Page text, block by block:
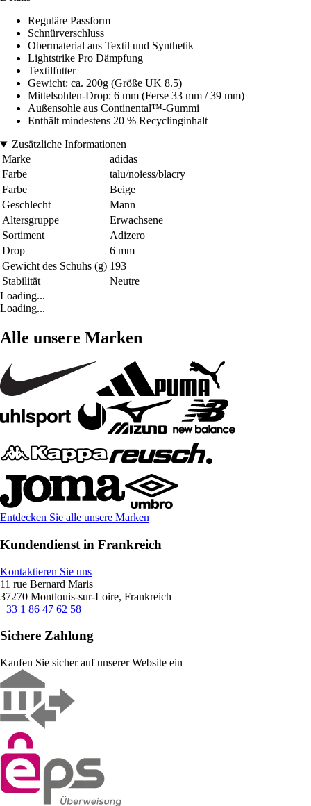
Reguläre Passform
Schnürverschluss
Obermaterial aus Textil und Synthetik
Lightstrike Pro Dämpfung
Textilfutter
Gewicht: ca. 200g (Größe UK 8.5)
Mittelsohlen-Drop: 6 mm (Ferse 33 mm / 39 mm)
Außensohle aus Continental™-Gummi
Enthält mindestens 20 % Recyclinginhalt
Zusätzliche Informationen
Marke
adidas
Farbe
talu/noiess/blacry
Farbe
Beige
Geschlecht
Mann
Altersgruppe
Erwachsene
Sortiment
Adizero
Drop
6 mm
Gewicht des Schuhs (g) 193
Stabilität
Neutre
Loading...
Loading...
Alle unsere Marken
Entdecken Sie alle unsere Marken
Kundendienst in Frankreich
Kontaktieren Sie uns
11 rue Bernard Maris
37270 Montlouis-sur-Loire, Frankreich
+33 1 86 47 62 58
Sichere Zahlung
Kaufen Sie sicher auf unserer Website ein